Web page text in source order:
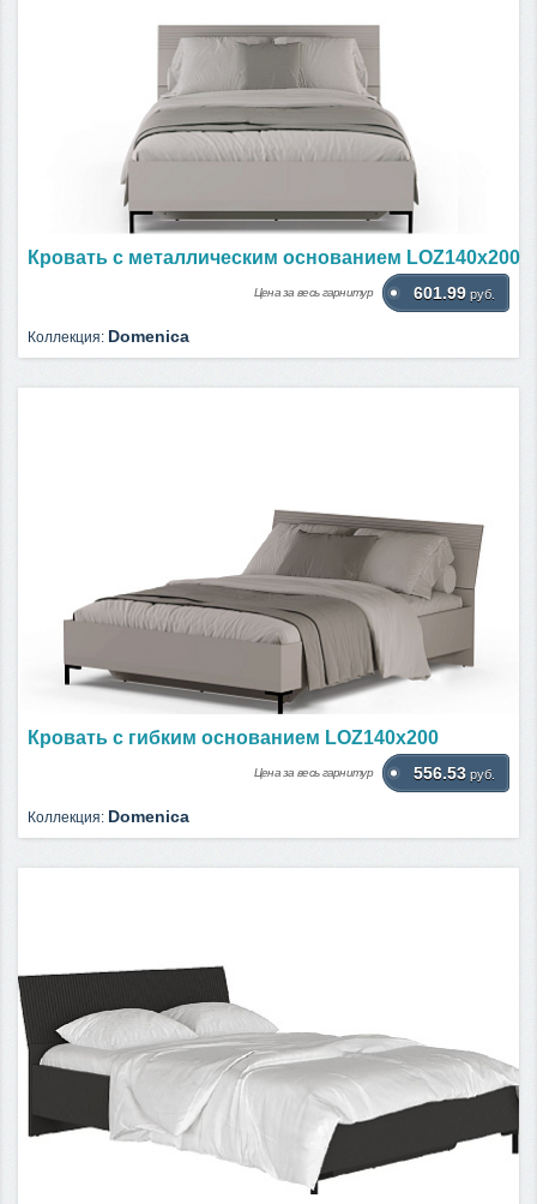
Кровать c металлическим основанием LOZ140х200
Цена за весь гарнитур 601.99 руб.
Коллекция: Domenica
Кровать c гибким основанием LOZ140х200
Цена за весь гарнитур 556.53 руб.
Коллекция: Domenica